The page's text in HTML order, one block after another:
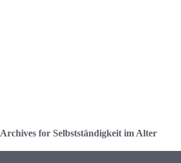
Archives for Selbstständigkeit im Alter